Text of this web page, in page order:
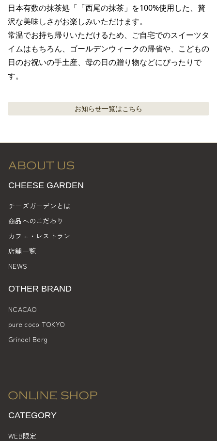
日本有数の抹茶処「「西尾の抹茶」を100%使用した、贅
沢な美味しさがお楽しみいただけます。
常温でお持ち帰りいただけるため、ご自宅でのスイーツタ
イムはもちろん、ゴールデンウィークの帰省や、こどもの
日のお祝いの手土産、母の日の贈り物などにぴったりで
す。
お知らせ一覧はこちら
CHEESE GARDEN
チーズガーデンとは
商品へのこだわり
カフェ・レストラン
店舗一覧
NEWS
OTHER BRAND
NCACAO
pure coco TOKYO
Grindel Berg
CATEGORY
WEB限定